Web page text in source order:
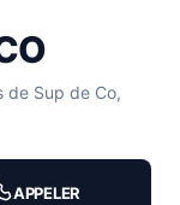
de Sup de Co,
APPELER